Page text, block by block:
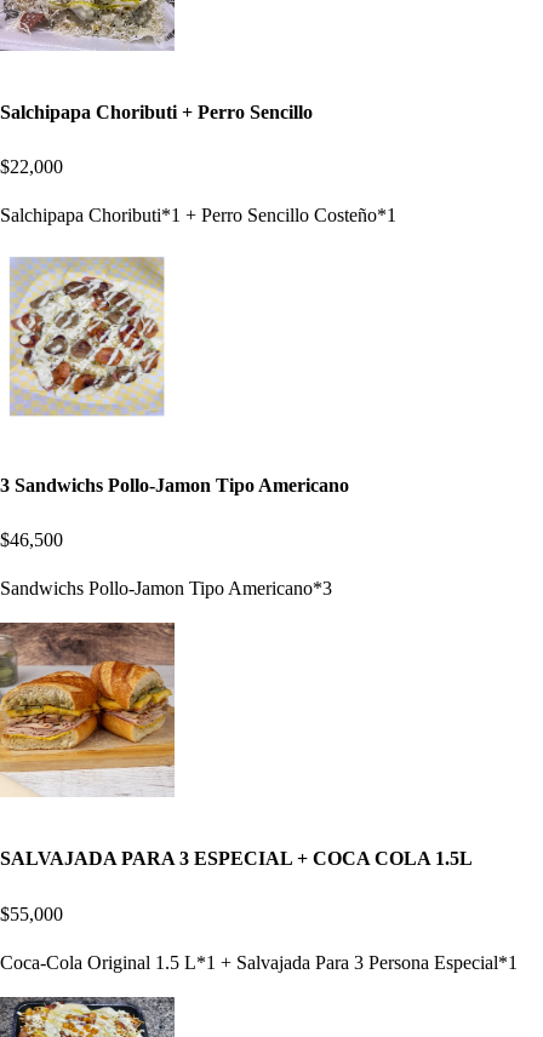
Salchipapa Choributi + Perro Sencillo
$22,000
Salchipapa Choributi*1 + Perro Sencillo Costeño*1
3 Sandwichs Pollo-Jamon Tipo Americano
$46,500
Sandwichs Pollo-Jamon Tipo Americano*3
SALVAJADA PARA 3 ESPECIAL + COCA COLA 1.5L
$55,000
Coca-Cola Original 1.5 L*1 + Salvajada Para 3 Persona Especial*1